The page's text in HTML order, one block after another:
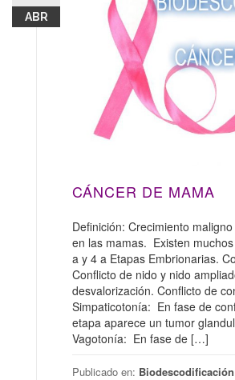
ABR
CÁNCER DE MAMA
Definición: Crecimiento
en las mamas. Existen
a y 4 a Etapas Embrionarias.
Conflicto de nido y nido
desvalorización. Conflicto de
Simpaticotonía: En fase de
etapa aparece un tumor
Vagotonía: En fase de […]
Publicado en: Biodescodificación